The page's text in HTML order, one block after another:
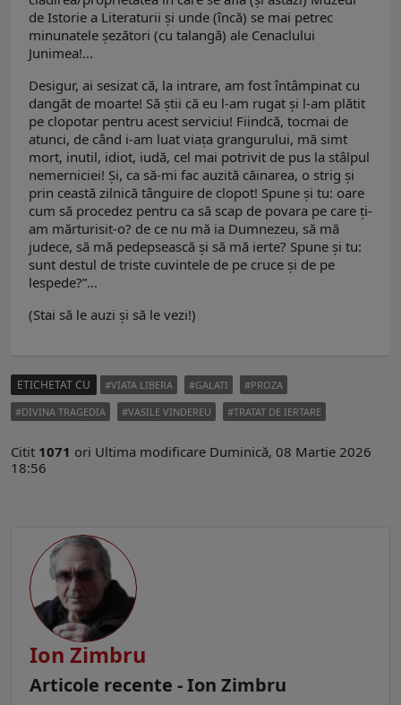
de Istorie a Literaturii şi unde (încă) se mai petrec
minunatele şezători (cu talangă) ale Cenaclului
Junimea!...
Desigur, ai sesizat că, la intrare, am fost întâmpinat cu
dangăt de moarte! Să ştii că eu l-am rugat şi l-am plătit
pe clopotar pentru acest serviciu! Fiindcă, tocmai de
atunci, de când i-am luat viaţa grangurului, mă simt
mort, inutil, idiot, iudă, cel mai potrivit de pus la stâlpul
nemerniciei! Şi, ca să-mi fac auzită căinarea, o strig şi
prin ceastă zilnică tânguire de clopot! Spune şi tu: oare
cum să procedez pentru ca să scap de povara pe care ţi-
am mărturisit-o? de ce nu mă ia Dumnezeu, să mă
judece, să mă pedepsească şi să mă ierte? Spune şi tu:
sunt destul de triste cuvintele de pe cruce şi de pe
lespede?”...
(Stai să le auzi şi să le vezi!)
ETICHETAT CU VIATA LIBERA GALATI
PROZA
DIVINA TRAGEDIA
VASILE VINDEREU TRATAT DE IERTARE
Citit 1071 ori Ultima modificare Duminică, 08 Martie 2026
18:56
Ion Zimbru
Articole recente - Ion Zimbru